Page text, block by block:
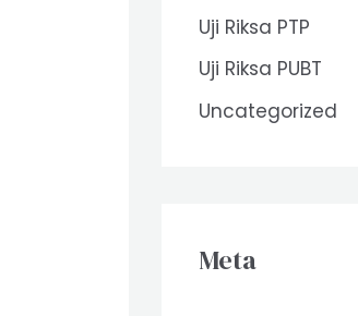
Uji Riksa PTP
Uji Riksa PUBT
Uncategorized
Meta